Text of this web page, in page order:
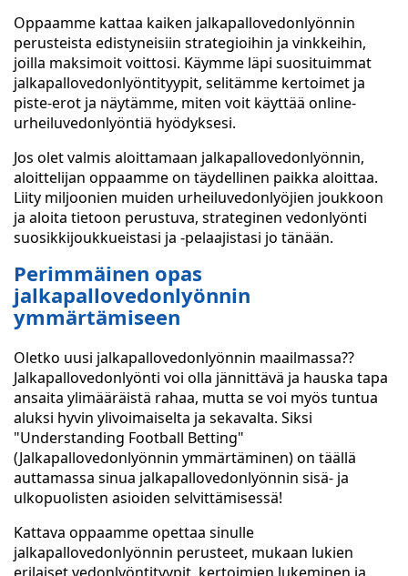
Oppaamme kattaa kaiken jalkapallovedonlyönnin
perusteista edistyneisiin strategioihin ja vinkkeihin,
joilla maksimoit voittosi. Käymme läpi suosituimmat
jalkapallovedonlyöntityypit, selitämme kertoimet ja
piste-erot ja näytämme, miten voit käyttää online-
urheiluvedonlyöntiä hyödyksesi.
Jos olet valmis aloittamaan jalkapallovedonlyönnin,
aloittelijan oppaamme on täydellinen paikka aloittaa.
Liity miljoonien muiden urheiluvedonlyöjien joukkoon
ja aloita tietoon perustuva, strateginen vedonlyönti
suosikkijoukkueistasi ja -pelaajistasi jo tänään.
Perimmäinen opas
jalkapallovedonlyönnin
ymmärtämiseen
Oletko uusi jalkapallovedonlyönnin maailmassa??
Jalkapallovedonlyönti voi olla jännittävä ja hauska tapa
ansaita ylimääräistä rahaa, mutta se voi myös tuntua
aluksi hyvin ylivoimaiselta ja sekavalta. Siksi
"Understanding Football Betting"
(Jalkapallovedonlyönnin ymmärtäminen) on täällä
auttamassa sinua jalkapallovedonlyönnin sisä- ja
ulkopuolisten asioiden selvittämisessä!
Kattava oppaamme opettaa sinulle
jalkapallovedonlyönnin perusteet, mukaan lukien